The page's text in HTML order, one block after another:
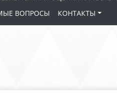
ВОПРОСЫ КОНТАКТЫ